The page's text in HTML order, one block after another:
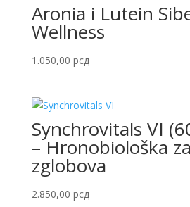
Aronia i Lutein
Wellness
1.050,00 рсд
Synchrovitals VI
– Hronobiološka
zglobova
2.850,00 рсд